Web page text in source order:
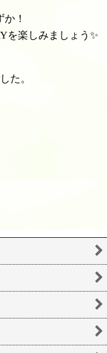
！
を楽しみましょう✨
た。